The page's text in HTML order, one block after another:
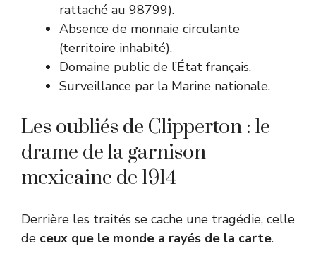
rattaché au 98799).
Absence de monnaie circulante
(territoire inhabité).
Domaine public de l’État français.
Surveillance par la Marine nationale.
Les oubliés de Clipperton : le
drame de la garnison
mexicaine de 1914
Derrière les traités se cache une tragédie, celle
de ceux que le monde a rayés de la carte.